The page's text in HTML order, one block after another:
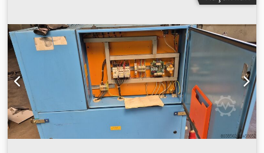
uygundur. Teknik özellikler: - Güç: 30 kW - Hacimsel akış:
yaklaşık 4,0 m³/dak - Maksimum basınç: 10 bar - Devir hızı:
4.360 dev/dak - Bağlantı: 380/400 V, üç fazlı - Mevcut
çalışma saati sayacı: 12.622,7 saat - Belgelenmiş önceki
sayaç değeri: 17.326,4 saat Dedpszrn Ahofx Adljkr -
Belgelenmiş toplam çalışma saati: yaklaşık 29.950 saat -
Temel yük/rölanti kontrolü, FF142 basınç anahtarı
aracılığıyla - Anahtarlama aralığı: 8,5–9,5 bar - WILO
endüstriyel sirkülasyon pompası Durum: ikinci el ve yaşına
uygun. Sökülene kadar çalışır durumda; şu anda herhangi